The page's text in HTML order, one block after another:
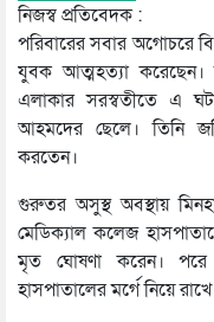
নিজস্ব প্রতিবেদক :
পরিবারের সবার অগোচরে
যুবক আত্মহত্যা
এলাকার সরস্বতীতে এ
আহমদের ছেলে। তিনি
করতেন।
গুরুতর অসুস্থ অবস্থায়
মেডিক্যাল কলেজ
মৃত ঘোষণা করেন। পরে
হাসপাতালের মর্গে নিয়ে